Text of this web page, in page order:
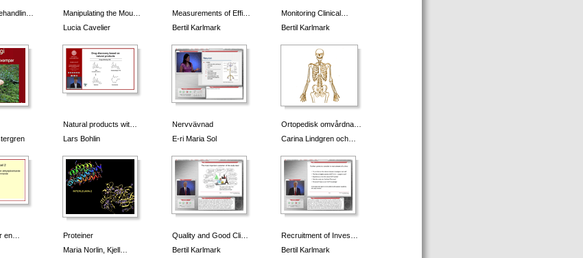
Manipulating the Mou…
Lucia Cavelier
Measurements of Effi…
Bertil Karlmark
Monitoring Clinical…
Bertil Karlmark
Natural products wit…
Lars Bohlin
Nervvävnad
E-ri Maria Sol
Ortopedisk omvårdna…
Carina Lindgren och…
en…
Proteiner
Maria Norlin, Kjell…
Quality and Good Cli…
Bertil Karlmark
Recruitment of Inves…
Bertil Karlmark